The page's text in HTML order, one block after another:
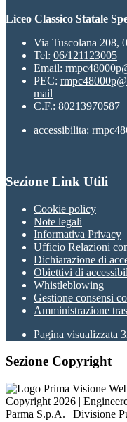
Liceo Classico Statale
Via Tuscolana 208,
Tel: 06/121123005
Email:
PEC:
mail
C.F.: 80213970587
accessibilita:
Sezione Link Utili
Cookie policy
Note legali
Informativa Privacy
Ufficio Relazioni
Dichiarazione di
Obiettivi di
Whistleblowing
Gestione consensi
Amministrazione
Pagina visualizzata
Sezione Copyright
Copyright 2026 |
Parma S.p.A. | Divisione